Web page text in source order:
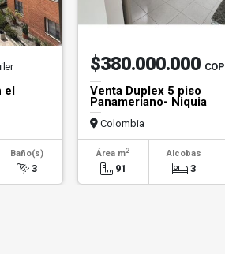
el
Baño(s)
3
$380.000.000 COP
Venta Duplex 5 piso
Panameriano- Niquia
Colombia
Área m2
91
Alcobas
3